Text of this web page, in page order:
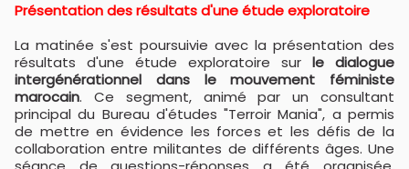
Présentation des résultats d'une étude exploratoire
La matinée s'est poursuivie avec la présentation des
résultats d'une étude exploratoire sur le dialogue
intergénérationnel dans le mouvement féministe
marocain. Ce segment, animé par un consultant
principal du Bureau d'études "Terroir Mania", a permis
de mettre en évidence les forces et les défis de la
collaboration entre militantes de différents âges. Une